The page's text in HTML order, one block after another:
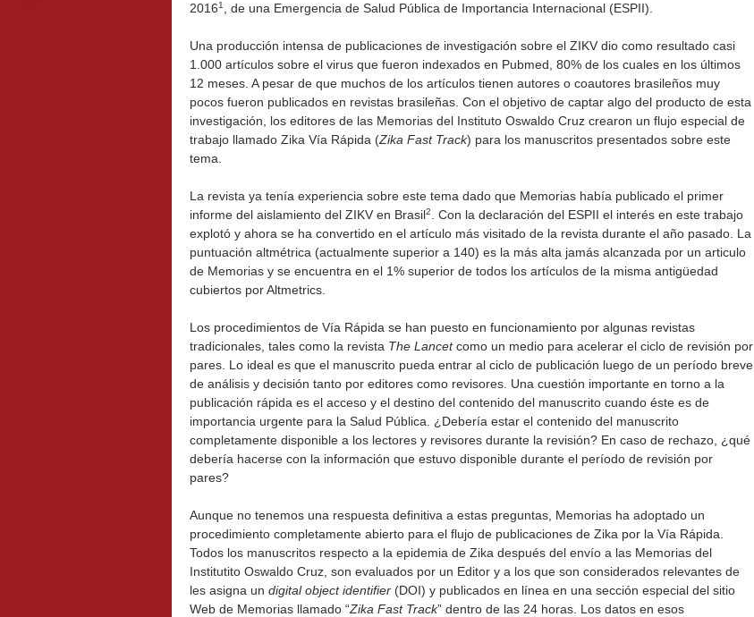
20161 , de una Emergencia de Salud Pública de Importancia Internacional (ESPII).
Una producción intensa de publicaciones de investigación sobre el ZIKV dio como resultado casi
1.000 artículos sobre el virus que fueron indexados en Pubmed, 80% de los cuales en los últimos
12 meses. A pesar de que muchos de los artículos tienen autores o coautores brasileños muy
pocos fueron publicados en revistas brasileñas. Con el objetivo de captar algo del producto de esta
investigación, los editores de las Memorias del Instituto Oswaldo Cruz crearon un flujo especial de
trabajo llamado Zika Vía Rápida (Zika Fast Track) para los manuscritos presentados sobre este
tema.
La revista ya tenía experiencia sobre este tema dado que Memorias había publicado el primer
informe del aislamiento del ZIKV en Brasil2
. Con la declaración del ESPII el interés en este trabajo
explotó y ahora se ha convertido en el artículo más visitado de la revista durante el año pasado. La
puntuación altmétrica (actualmente superior a 140) es la más alta jamás alcanzada por un articulo
de Memorias y se encuentra en el 1% superior de todos los artículos de la misma antigüedad
cubiertos por Altmetrics.
Los procedimientos de Vía Rápida se han puesto en funcionamiento por algunas revistas
tradicionales, tales como la revista The Lancetcomo un medio para acelerar el ciclo de revisión por
pares. Lo ideal es que el manuscrito pueda entrar al ciclo de publicación luego de un período breve
de análisis y decisión tanto por editores como revisores. Una cuestión importante en torno a la
publicación rápida es el acceso y el destino del contenido del manuscrito cuando éste es de
importancia urgente para la Salud Pública. ¿Debería estar el contenido del manuscrito
completamente disponible a los lectores y revisores durante la revisión? En caso de rechazo, ¿qué
debería hacerse con la información que estuvo disponible durante el período de revisión por
pares?
Aunque no tenemos una respuesta definitiva a estas preguntas, Memorias ha adoptado un
procedimiento completamente abierto para el flujo de publicaciones de Zika por la Vía Rápida.
Todos los manuscritos respecto a la epidemia de Zika después del envío a las Memorias del
Institutito Oswaldo Cruz, son evaluados por un Editor y a los que son considerados relevantes de
les asigna un digital object identifier (DOI) y publicados en línea en una sección especial del sitio
Web de Memorias llamado “Zika Fast Track” dentro de las 24 horas. Los datos en esos